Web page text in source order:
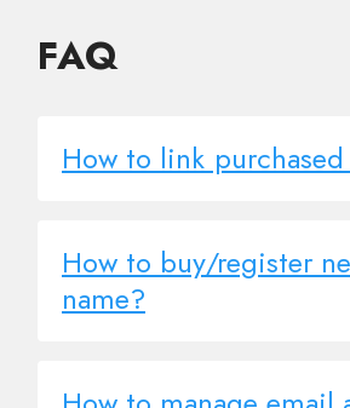
FAQ
How to link
How to buy/register
name?